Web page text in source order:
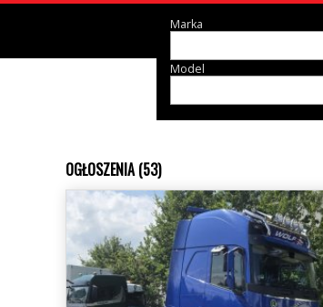
Marka
Model
OGŁOSZENIA (53)